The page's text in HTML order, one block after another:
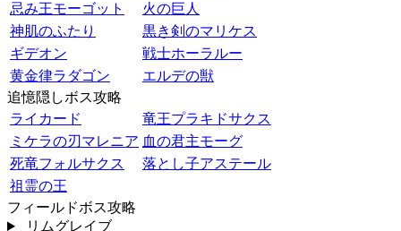
忌み王モーゴット
火の巨人
神肌のふたり
黒き剣のマリケス
ギデオン
戦士ホーラルー
黄金律ラダゴン
エルデの獣
追憶隠しボス攻略
ライカード
竜王プラキドサクス
ミケラの刃マレニア 血の君主モーグ
死竜フォルサクス
落とし子アステール
祖霊の王
フィールドボス攻略
リムグレイブ